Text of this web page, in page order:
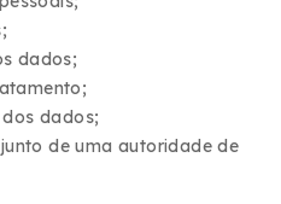
dados;
dados;
de uma autoridade de